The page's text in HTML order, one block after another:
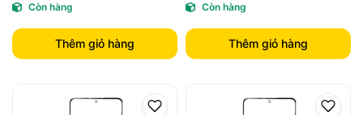
Còn hàng
Thêm giỏ hàng
Còn hàng
Thêm giỏ hàng